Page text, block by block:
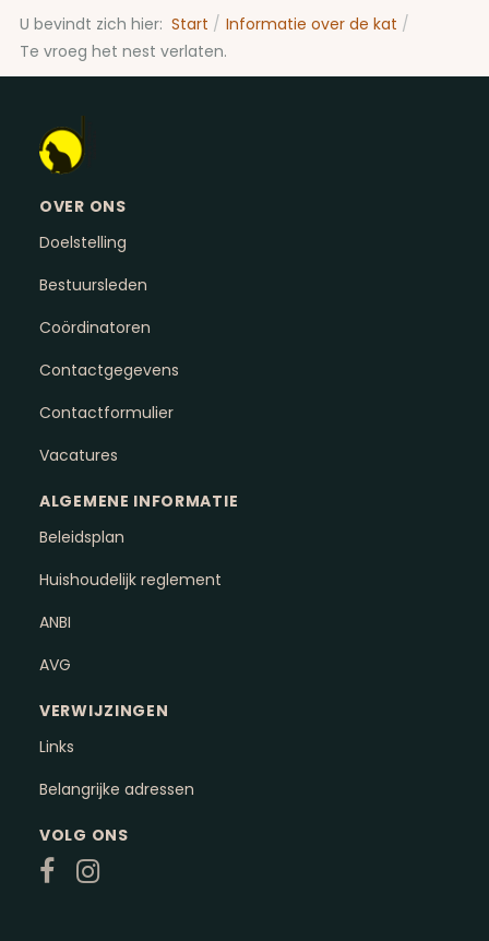
U bevindt zich hier: Start
Informatie over de kat
Te vroeg het nest verlaten.
OVER ONS
Doelstelling
Bestuursleden
Coördinatoren
Contactgegevens
Contactformulier
Vacatures
ALGEMENE INFORMATIE
Beleidsplan
Huishoudelijk reglement
ANBI
AVG
VERWIJZINGEN
Links
Belangrijke adressen
VOLG ONS